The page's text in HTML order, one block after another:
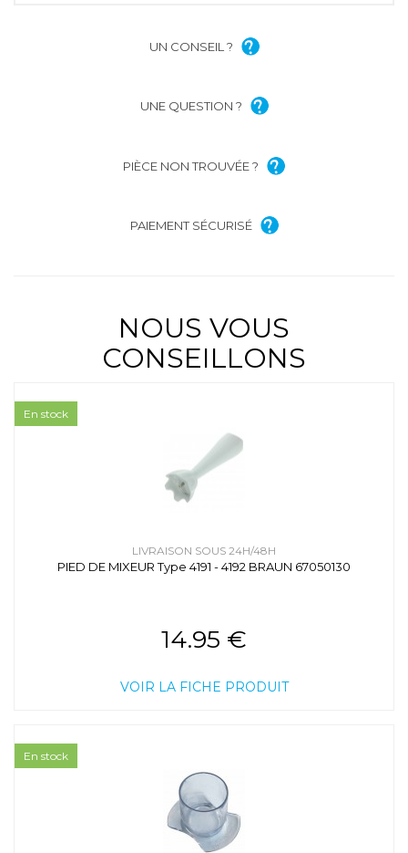
UN CONSEIL ?
UNE QUESTION ?
PIÈCE NON TROUVÉE ?
PAIEMENT SÉCURISÉ
NOUS VOUS
CONSEILLONS
LIVRAISON SOUS 24H/48H
PIED DE MIXEUR Type 4191 - 4192 BRAUN 67050130
14.95 €
VOIR LA FICHE PRODUIT
En stock
En stock